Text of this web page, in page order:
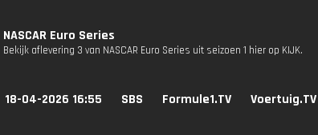
NASCAR Euro Series
Bekijk aflevering 3 van NASCAR Euro Series uit seizoen 1 hier op KIJK.
18-04-2026 16:55 SBS Formule1.TV Voertuig.TV